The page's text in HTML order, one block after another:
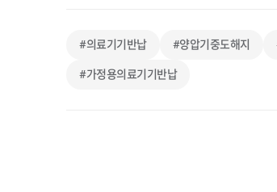
#의료기기반납 #양압기중도해지
#가정용의료기기반납